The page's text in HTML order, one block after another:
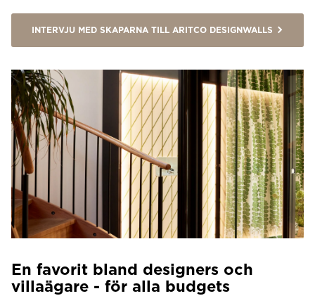
INTERVJU MED SKAPARNA TILL ARITCO DESIGNWALLS
En favorit bland designers och
villaägare - för alla budgets